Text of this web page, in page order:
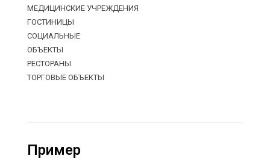
МЕДИЦИНСКИЕ УЧРЕЖДЕНИЯ
ГОСТИНИЦЫ
СОЦИАЛЬНЫЕ
ОБЪЕКТЫ
РЕСТОРАНЫ
ТОРГОВЫЕ ОБЪЕКТЫ
Пример